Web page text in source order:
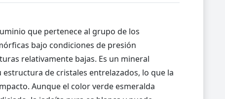
que pertenece al grupo de los
bajo condiciones de presión
relativamente bajas. Es un mineral
de cristales entrelazados, lo que la
Aunque el color verde esmeralda